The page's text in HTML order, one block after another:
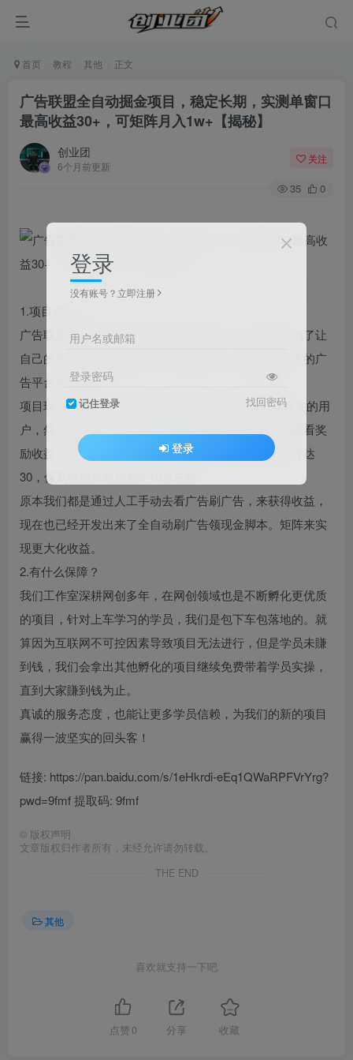
首页 教程 其他 正文
广告联盟全自动掘金项目，稳定长期，实测单窗口
最高收益30+，可矩阵月入1w+【揭秘】
创业团
6个月前更新
关注
35 0
1.项目介绍
广告联盟项目非常好理解，项目原理如下，许多商家为了让
自己的产品让更多人知晓，所以会去找一些流量比较大的广
告平台去打广告。
项目玩法也很简单，我们通过电脑云机/手机模拟成真实的用
户，然后去平台看广告，看一个广告即可获得相关的观看奖
励收益，经过实测，每天单机浏览两个小时最高收益可达
30，保底收益单机也在5-10米左右。
原本我们都是通过人工手动去看广告刷广告，来获得收益，
现在也已经开发出来了全自动刷广告领现金脚本。矩阵来实
现更大化收益。
2.有什么保障？
我们工作室深耕网创多年，在网创领域也是不断孵化更优质
的项目，针对上车学习的学员，我们是包下车包落地的。就
算因为互联网不可控因素导致项目无法进行，但是学员未賺
到钱，我们会拿出其他孵化的项目继续免费带着学员实操，
直到大家賺到钱为止。
真诚的服务态度，也能让更多学员信赖，为我们的新的项目
赢得一波坚实的回头客！
链接: https://pan.baidu.com/s/1eHkrdi-eEq1QWaRPFVrYrg?
pwd=9fmf 提取码: 9fmf
© 版权声明
文章版权归作者所有，未经允许请勿转载。
THE END
其他
喜欢就支持一下吧
点赞 0 分享 收藏
登录
没有账号？立即注册
用户名或邮箱
登录密码
记住登录 找回密码
登录